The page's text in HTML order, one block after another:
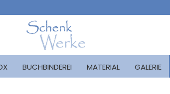
BUCHBINDEREI MATERIAL GALERIE